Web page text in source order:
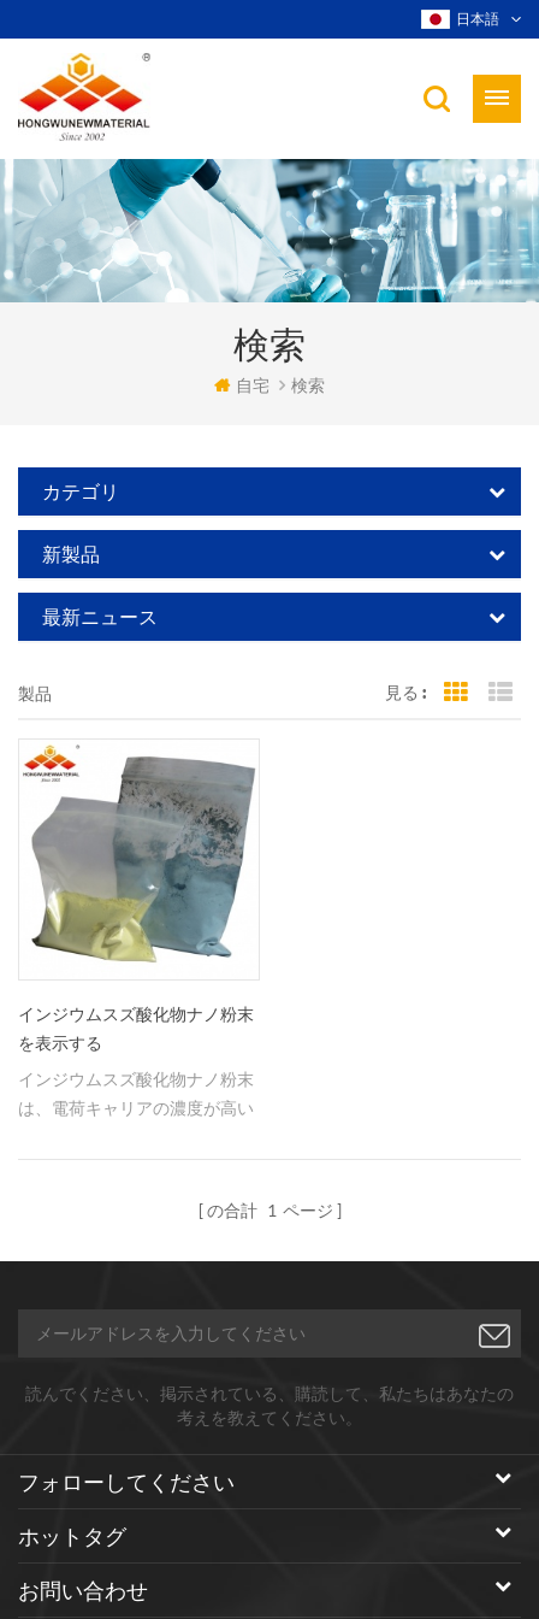
日本語
検索
自宅 検索
カテゴリ
新製品
最新ニュース
製品 見る : Grid
インジウムスズ酸化物ナノ粉末
を表示する
インジウムスズ酸化物ナノ粉末
は、電荷キャリアの濃度が高い
が低下する可能性があります。
の合計 1 ページ
読んでください、掲示されている、購読して、私たちはあなたの
考えを教えてください。
フォローしてください
ホットタグ
お問い合わせ